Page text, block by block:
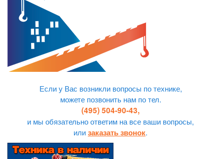
Если у Вас возникли вопросы по технике,
можете позвонить нам по тел.
(495) 504-90-43,
и мы обязательно ответим на все ваши вопросы,
илизаказать звонок.